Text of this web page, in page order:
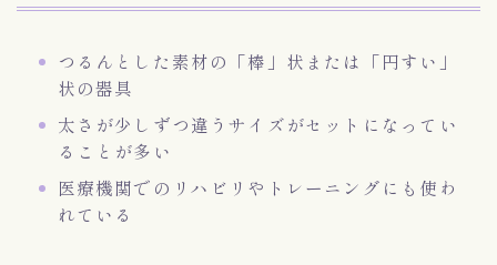
つるんとした素材の「棒」状または「円すい」
状の器具
太さが少しずつ違うサイズがセットになってい
ることが多い
医療機関でのリハビリやトレーニングにも使わ
れている